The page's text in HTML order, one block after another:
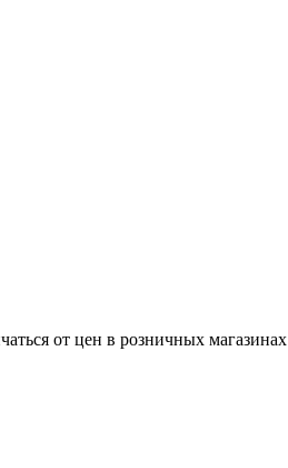
от цен в розничных магазинах